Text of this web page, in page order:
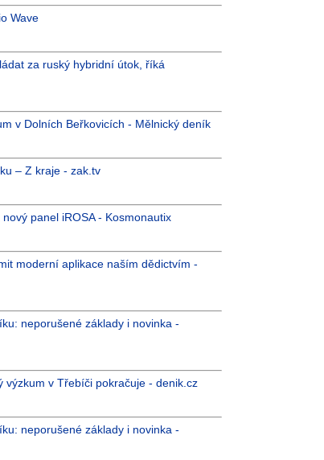
Wave
za ruský hybridní útok, říká
v Dolních Beřkovicích - Mělnický deník
– Z kraje - zak.tv
panel iROSA - Kosmonautix
moderní aplikace naším dědictvím -
neporušené základy i novinka -
výzkum v Třebíči pokračuje - denik.cz
neporušené základy i novinka -